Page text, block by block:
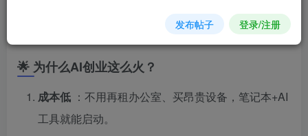
🌟 为什么AI创业这么火？
成本低 ：不用再租办公室、买昂贵设备，笔记本+AI
工具就能启动。
发布帖子 登录/注册